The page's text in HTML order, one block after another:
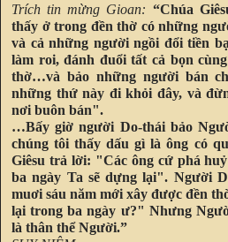
Trích tin mừng Gioan: “Chúa
thấy ởtrong đền thờ có những ngư
và cả những người ngồi đổi tiền bạ
làm roi, đánh đuổi tất cả bọn
thờ…và bảo những người bán
những thứnày đi khỏi đây, và đừ
nơi buôn bán".
…Bấy giờngười Do-thái bảo Ngư
chúng tôi thấy dấu gì là ông có
Giêsu trả lời: "Các ông cứ phá huỷ
ba ngày Ta sẽ dựng lại". Người
muơi sáu năm mới xây được đền
lại trong ba ngày ư?" Nhưng Ngư
là thân thểNgười.”